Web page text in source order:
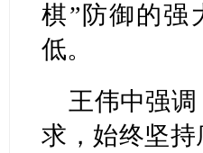
棋”防御的强
低。
王伟中强
求，始终坚